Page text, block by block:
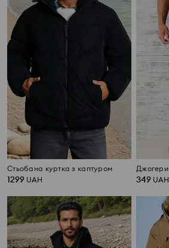
Стьобана куртка з каптуром
1299 UAH
Джогери
349 UAH